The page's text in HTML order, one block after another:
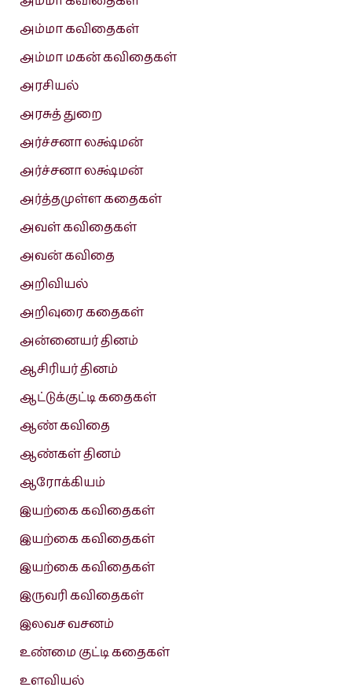
அம்மா கவிதைகள்
அம்மா மகன் கவிதைகள்
அரசியல்
அரசுத் துறை
அர்ச்சனா லக்ஷ்மன்
அர்ச்சனா லக்ஷ்மன்
அர்த்தமுள்ள கதைகள்
அவள் கவிதைகள்
அவன் கவிதை
அறிவியல்
அறிவுரை கதைகள்
அன்னையர் தினம்
ஆசிரியர் தினம்
ஆட்டுக்குட்டி கதைகள்
ஆண் கவிதை
ஆண்கள் தினம்
ஆரோக்கியம்
இயற்கை கவிதைகள்
இயற்கை கவிதைகள்
இயற்கை கவிதைகள்
இருவரி கவிதைகள்
இலவச வசனம்
உண்மை குட்டி கதைகள்
உளவியல்